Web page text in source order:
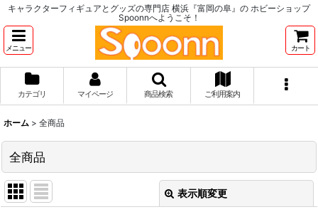
キャラクターフィギュアとグッズの専門店 横浜『富岡の阜』の ホビーショップ
Spoonnへようこそ！
メニュー カート
カテゴリ マイページ 商品検索 ご利用案内
ホーム > 全商品
全商品
表示順変更